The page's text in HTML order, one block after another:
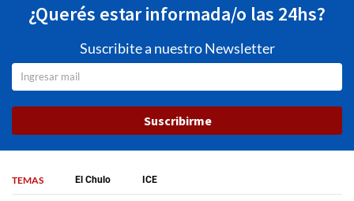
¿Querés estar informada/o las 24hs?
Suscribite a nuestro Newsletter
Suscribirme
TEMAS El Chulo ICE